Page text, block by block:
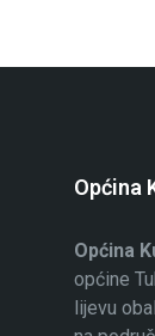
Općina
Općina
općine
lijevu